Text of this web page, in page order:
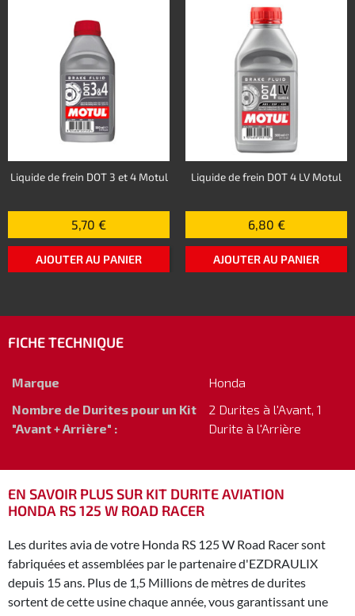
Liquide de frein DOT 3 et 4 Motul
5,70 €
AJOUTER AU PANIER
Liquide de frein DOT 4 LV Motul
6,80 €
AJOUTER AU PANIER
FICHE TECHNIQUE
Marque
Honda
Nombre de Durites pour un Kit
"Avant + Arrière" :
2 Durites à l'Avant, 1
Durite à l'Arrière
EN SAVOIR PLUS SUR KIT DURITE AVIATION
HONDA RS 125 W ROAD RACER
Les durites avia de votre Honda RS 125 W Road Racer sont
fabriquées et assemblées par le partenaire d'EZDRAULIX
depuis 15 ans. Plus de 1,5 Millions de mètres de durites
sortent de cette usine chaque année, vous garantissant une